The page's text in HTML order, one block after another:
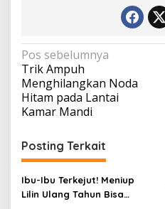
N
a
v
i
g
a
s
i
Pos sebelumnya
Trik Ampuh
Menghilangkan Noda
Hitam pada Lantai
Kamar Mandi
Posting Terkait
Ibu-Ibu Terkejut! Meniup
Lilin Ulang Tahun Bisa